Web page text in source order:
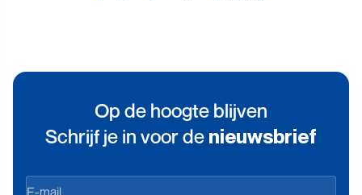
Op de hoogte blijven
Schrijf je in voor de nieuwsbrief
Op